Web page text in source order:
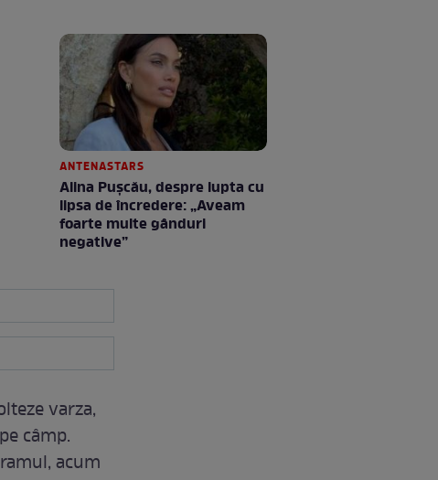
ANTENASTARS
Alina Pușcău, despre lupta cu
lipsa de încredere: „Aveam
foarte multe gânduri
negative”
varza,
câmp.
acum